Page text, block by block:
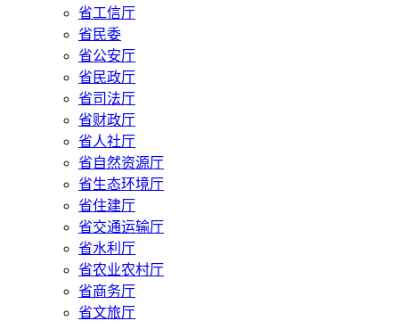
省工信厅
省民委
省公安厅
省民政厅
省司法厅
省财政厅
省人社厅
省自然资源厅
省生态环境厅
省住建厅
省交通运输厅
省水利厅
省农业农村厅
省商务厅
省文旅厅